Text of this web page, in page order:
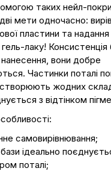
таких нейл-
мети одночасно:
пластини та
лаку!
вони добре
Частинки поталі
створюють жодних
з відтінком
самовирівнювання;
бази ідеально
поталі;